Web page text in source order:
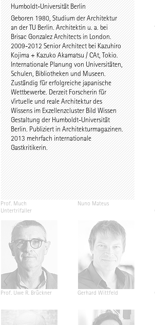
Eike Wolf Guido Roth
Tilmann Jarmer Daniel Schöning
Prof. Much
Untertrifaller
Nuno Mateus
Prof. Uwe R. Brückner Gerhard Wittfeld
Humboldt-Universität Berlin
Geboren 1980, Studium der Architektur
an der TU Berlin. Architektin u. a. bei
Brisac Gonzalez Architects in London.
2009-2012 Senior Architect bei Kazuhiro
Kojima + Kazuko Akamatsu / CAt, Tokio.
Internationale Planung von Universitäten,
Schulen, Bibliotheken und Museen.
Zuständig für erfolgreiche japanische
Wettbewerbe. Derzeit Forscherin für
Virtuelle und reale Architektur des
Wissens im Exzellenzcluster Bild Wissen
Gestaltung der Humboldt-Universität
Berlin. Publiziert in Architekturmagazinen.
2013 mehrfach internationale
Gastkritikerin.